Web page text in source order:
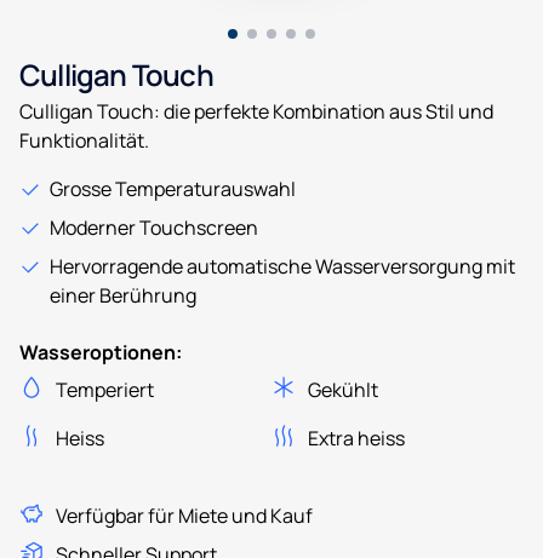
Culligan Touch
Culligan Touch: die perfekte Kombination aus Stil und
Funktionalität.
Grosse Temperaturauswahl
Moderner Touchscreen
Hervorragende automatische Wasserversorgung mit
einer Berührung
Wasseroptionen:
Temperiert
Gekühlt
Heiss
Extra heiss
Verfügbar für Miete und Kauf